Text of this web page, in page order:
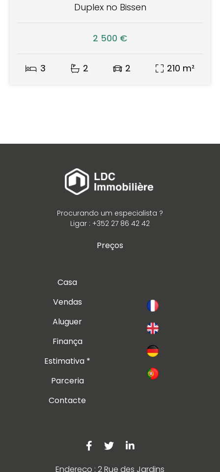
Duplex no Bissen
2 500 €
3 2 2 210 m²
Procurando um especialista ?
Ligar : +352 27 86 42 42
Preços
Casa
Vendas
Aluguer
Finança
Estimativa *
Parceria
Contacte
Endereço : 2 Rue des Jardins